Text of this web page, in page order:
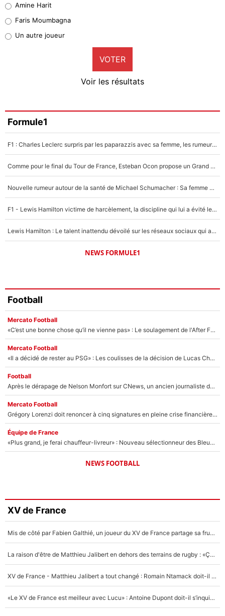
1%
9%
Faris Moumbagna
4%
Un autre joueur
5%
Amine Harit
Faris Moumbagna
Un autre joueur
VOTER
Voir les résultats
Formule1
F1 : Charles Leclerc surpris par les paparazzis avec sa femme, les rumeurs étaient vraies !
Comme pour le final du Tour de France, Esteban Ocon propose un Grand Prix de Formule 1 à Paris : «Autour de l’Arc de Triomphe, ce serait génial» !
Nouvelle rumeur autour de la santé de Michael Schumacher : Sa femme Corinna sort du silence
F1 - Lewis Hamilton victime de harcèlement, la discipline qui lui a évité le pire : «J'aurais probablement mal tourné»
Lewis Hamilton : Le talent inattendu dévoilé sur les réseaux sociaux qui a impressionné Kim Kardashian pendant leurs vacances en amoureux !
NEWS FORMULE1
Football
Mercato Football
«C’est une bonne chose qu’il ne vienne pas» : Le soulagement de l'After Foot après le transfert avorté de Yan Diomandé au PSG
Mercato Football
«Il a décidé de rester au PSG» : Les coulisses de la décision de Lucas Chevalier pour son transfert
Football
Après le dérapage de Nelson Monfort sur CNews, un ancien journaliste de France Télévisions relance la polémique sur les incendies en Gironde
Mercato Football
Grégory Lorenzi doit renoncer à cinq signatures en pleine crise financière : L’IA propose sept noms à l’OM pour un mercato réussi... à seulement 5M€ !
Équipe de France
«Plus grand, je ferai chauffeur-livreur» : Nouveau sélectionneur des Bleus, Zinédine Zidane s’était imaginé un avenir très différent lorsqu'il était enfant
NEWS FOOTBALL
XV de France
Mis de côté par Fabien Galthié, un joueur du XV de France partage sa frustration : «ils ne me l’ont pas dit tout de suite»
La raison d'être de Matthieu Jalibert en dehors des terrains de rugby : «Ça m'atteint autant que si tu touches à un membre de ma famille»
XV de France - Matthieu Jalibert a tout changé : Romain Ntamack doit-il s’inquiéter pour sa place à un an de la Coupe du monde ?
«Le XV de France est meilleur avec Lucu» : Antoine Dupont doit-il s’inquiéter pour sa place ?